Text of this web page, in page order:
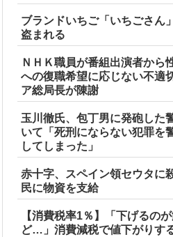
ブランドいちご「いちごさん
盗まれる
ＮＨＫ職員が番組出演者から
への復職希望に応じない不適
ア総局長が陳謝
玉川徹氏、包丁男に発砲した
いて「死刑にならない犯罪を
してしまった」
赤十字、スペイン領セウタに
民に物資を支給
【消費税率1％】「下げるの
ど…」消費減税で値下がりす